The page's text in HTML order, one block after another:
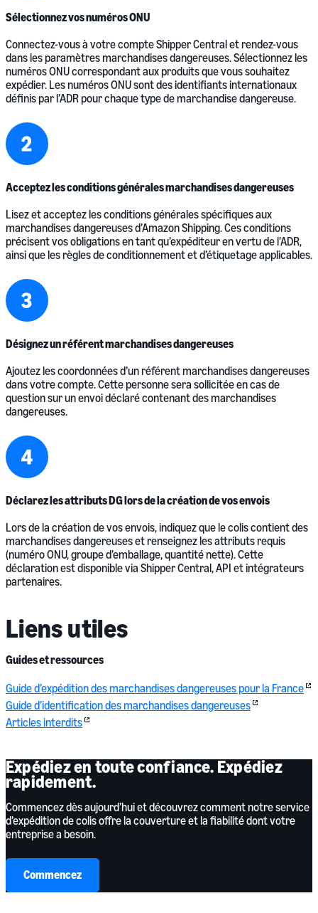
Sélectionnez vos numéros ONU
Connectez-vous à votre compte Shipper Central et rendez-vous
dans les paramètres marchandises dangereuses. Sélectionnez les
numéros ONU correspondant aux produits que vous souhaitez
expédier. Les numéros ONU sont des identifiants internationaux
définis par l’ADR pour chaque type de marchandise dangereuse.
Acceptez les conditions générales marchandises dangereuses
Lisez et acceptez les conditions générales spécifiques aux
marchandises dangereuses d’Amazon Shipping. Ces conditions
précisent vos obligations en tant qu’expéditeur en vertu de l’ADR,
ainsi que les règles de conditionnement et d’étiquetage applicables.
Désignez un référent marchandises dangereuses
Ajoutez les coordonnées d’un référent marchandises dangereuses
dans votre compte. Cette personne sera sollicitée en cas de
question sur un envoi déclaré contenant des marchandises
dangereuses.
Déclarez les attributs DG lors de la création de vos envois
Lors de la création de vos envois, indiquez que le colis contient des
marchandises dangereuses et renseignez les attributs requis
(numéro ONU, groupe d’emballage, quantité nette). Cette
déclaration est disponible via Shipper Central, API et intégrateurs
partenaires.
Liens utiles
Guides et ressources
Guide d’expédition des marchandises dangereuses pour la France
Guide d’identification des marchandises dangereuses
Articles interdits
Expédiez en toute confiance. Expédiez
rapidement.
Commencez dès aujourd’hui et découvrez comment notre service
d’expédition de colis offre la couverture et la fiabilité dont votre
entreprise a besoin.
Commencez